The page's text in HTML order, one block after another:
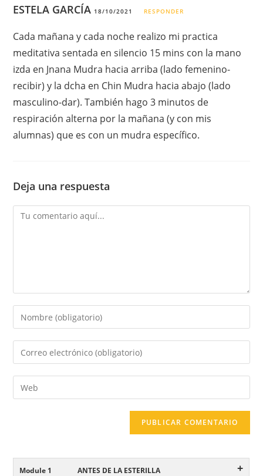
ESTELA GARCÍA 18/10/2021 RESPONDER
Cada mañana y cada noche realizo mi practica
meditativa sentada en silencio 15 mins con la mano
izda en Jnana Mudra hacia arriba (lado femenino-
recibir) y la dcha en Chin Mudra hacia abajo (lado
masculino-dar). También hago 3 minutos de
respiración alterna por la mañana (y con mis
alumnas) que es con un mudra específico.
Deja una respuesta
Module 1 ANTES DE LA ESTERILLA +